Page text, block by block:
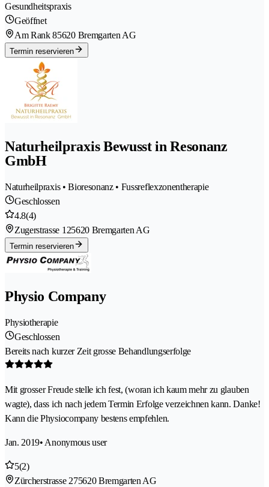
Gesundheitspraxis
Geöffnet
Am Rank 85620 Bremgarten AG
Termin reservieren
Naturheilpraxis Bewusst in Resonanz
GmbH
Naturheilpraxis • Bioresonanz • Fussreflexzonentherapie
Geschlossen
4.8(4)
Zugerstrasse 125620 Bremgarten AG
Termin reservieren
Physio Company
Physiotherapie
Geschlossen
Bereits nach kurzer Zeit grosse Behandlungserfolge
Mit grosser Freude stelle ich fest, (woran ich kaum mehr zu glauben
wagte), dass ich nach jedem Termin Erfolge verzeichnen kann. Danke!
Kann die Physiocompany bestens empfehlen.
Jan. 2019• Anonymous user
5(2)
Zürcherstrasse 275620 Bremgarten AG